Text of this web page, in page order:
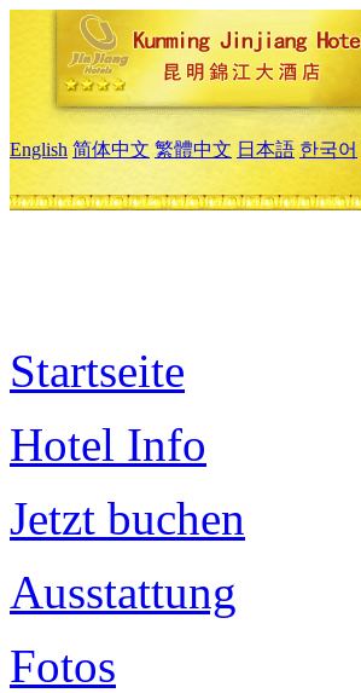
English 简体中文 繁體中文 日本語 한국어
Startseite
Hotel Info
Jetzt buchen
Ausstattung
Fotos